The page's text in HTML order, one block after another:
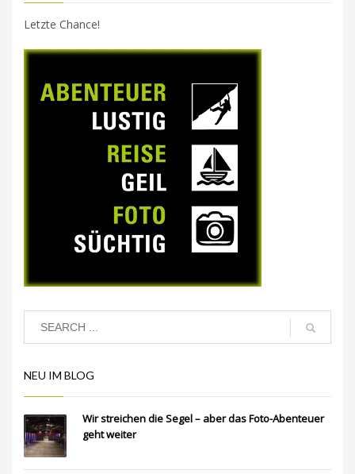
Letzte Chance!
NEU IM BLOG
Wir streichen die Segel – aber das Foto-Abenteuer
geht weiter